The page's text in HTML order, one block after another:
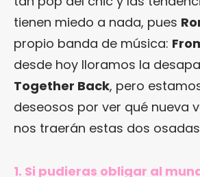
tienen miedo a nada, pues
propio banda de música:
desde hoy lloramos la
Together Back, pero
deseosos por ver qué nueva
nos traerán estas dos
1. Si pudieras obligar al